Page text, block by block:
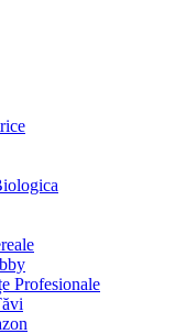
Profesionale